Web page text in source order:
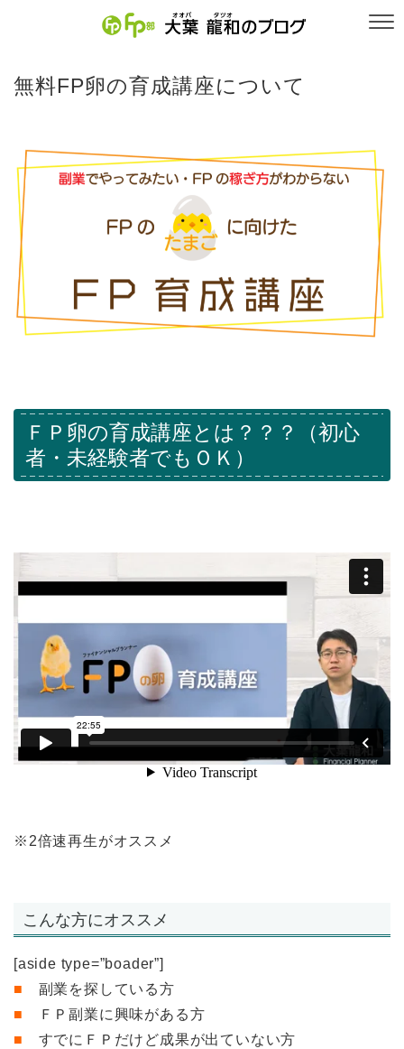
無料FP卵の育成講座について
ＦＰ卵の育成講座とは？？？（初心
者・未経験者でもＯＫ）
※2倍速再生がオススメ
こんな方にオススメ
[aside type=”boader”]
■
副業を探している方
■
ＦＰ副業に興味がある方
■
すでにＦＰだけど成果が出ていない方